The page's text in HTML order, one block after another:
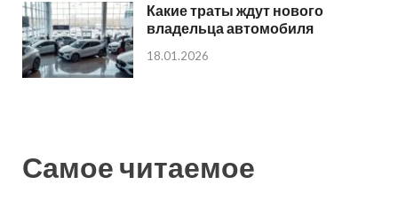
Какие траты ждут нового
владельца автомобиля
18.01.2026
Самое читаемое